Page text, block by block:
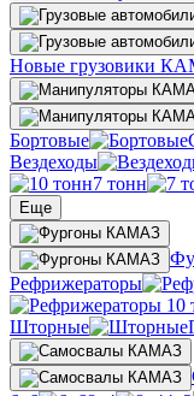
Новые грузовики
Бортовые
Вездеходы
7 тонн
Еще
Рефрижераторы
Шторные